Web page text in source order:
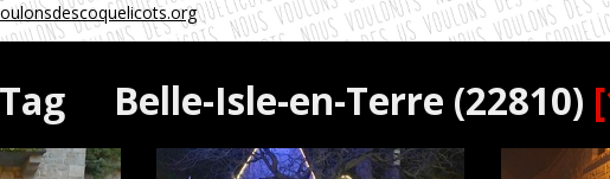
Tag Belle-Isle-en-Terre (22810)